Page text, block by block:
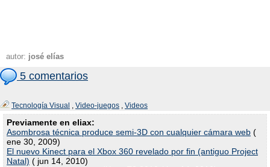
autor: josé elías
5 comentarios
Tecnología Visual , Video-juegos , Videos
Previamente en eliax:
Asombrosa técnica produce semi-3D con cualquier cámara web (
ene 30, 2009)
El nuevo Kinect para el Xbox 360 revelado por fin (antiguo Project
Natal) ( jun 14, 2010)